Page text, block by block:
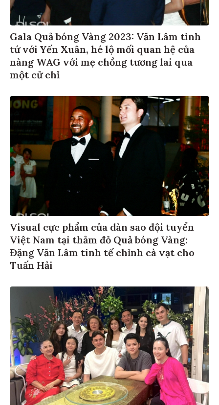
Gala Quả bóng Vàng 2023: Văn Lâm tình
tứ với Yến Xuân, hé lộ mối quan hệ của
nàng WAG với mẹ chồng tương lai qua
một cử chỉ
Visual cực phẩm của dàn sao đội tuyển
Việt Nam tại thảm đỏ Quả bóng Vàng:
Đặng Văn Lâm tinh tế chỉnh cà vạt cho
Tuấn Hải